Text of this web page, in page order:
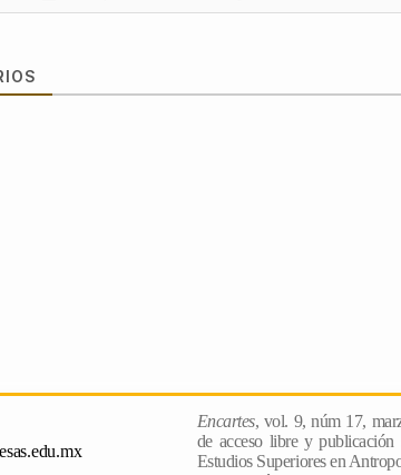
Encartes, vol. 9, núm 17,
de acceso libre y publicación
Estudios Superiores en